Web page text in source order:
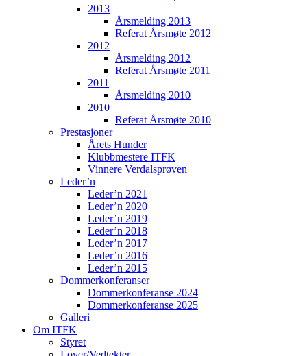
2013
Årsmelding 2013
Referat Årsmøte 2012
2012
Årsmelding 2012
Referat Årsmøte 2011
2011
Årsmelding 2010
2010
Referat Årsmøte 2010
Prestasjoner
Årets Hunder
Klubbmestere ITFK
Vinnere Verdalsprøven
Leder’n
Leder’n 2021
Leder’n 2020
Leder’n 2019
Leder’n 2018
Leder’n 2017
Leder’n 2016
Leder’n 2015
Dommerkonferanser
Dommerkonferanse 2024
Dommerkonferanse 2025
Galleri
Om ITFK
Styret